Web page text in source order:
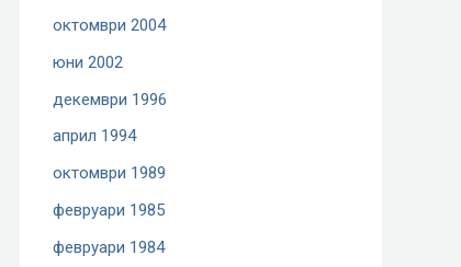
октомври 2004
юни 2002
декември 1996
април 1994
октомври 1989
февруари 1985
февруари 1984